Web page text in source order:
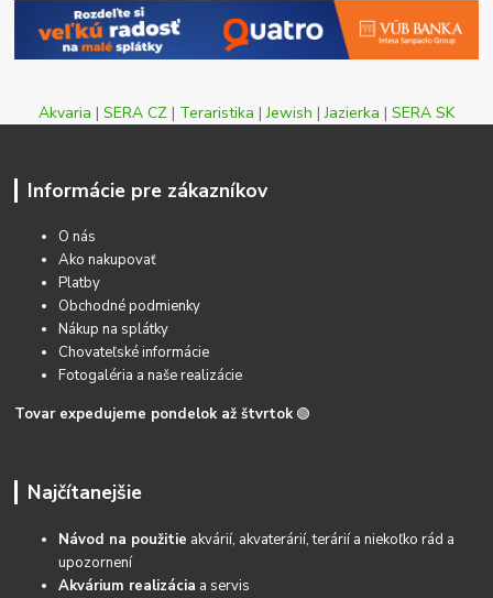
Akvaria | SERA CZ | Teraristika |Jewish |Jazierka | SERA SK
Informácie pre zákazníkov
O nás
Ako nakupovať
Platby
Obchodné podmienky
Nákup na splátky
Chovateľské informácie
Fotogaléria a naše realizácie
Tovar expedujeme pondelok až štvrtok 🟢
Najčítanejšie
Návod na použitie akvárií, akvaterárií, terárií a niekoľko rád a
upozornení
Akvárium realizácia a servis